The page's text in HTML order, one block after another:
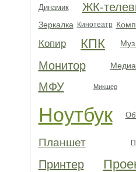
Динамик
ЖК-
Зеркалка Кинотеатр
Копир КПК
Монитор
МФУ Микшер
Ноутбук
Планшет
Принтер